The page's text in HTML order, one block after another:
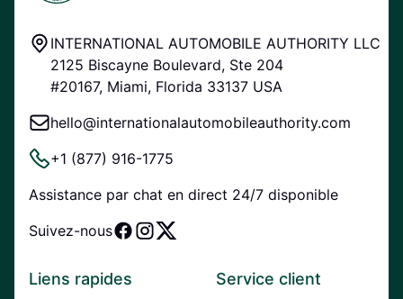
INTERNATIONAL AUTOMOBILE AUTHORITY LLC
2125 Biscayne Boulevard, Ste 204
#20167, Miami, Florida 33137 USA
hello@internationalautomobileauthority.com
+1 (877) 916-1775
Assistance par chat en direct 24/7 disponible
Suivez-nous
Liens rapides Service client